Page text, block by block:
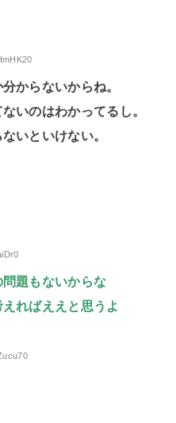
からないからね。
いのはわかってるし。
いといけない。
題もないからな
ればええと思うよ